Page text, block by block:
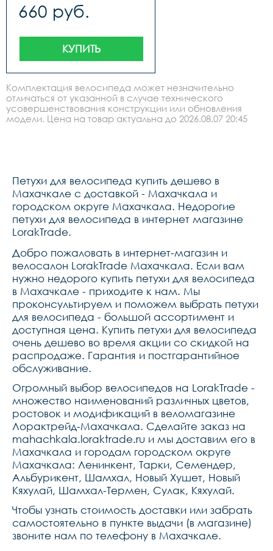
660 руб.
КУПИТЬ
Комплектация велосипеда может незначительно
отличаться от указанной в случае технического
усовершенствования конструкции или обновления
модели. Цена на товар актуальна до 2026.08.07 20:45
Петухи для велосипеда купить дешево в
Махачкале с доставкой - Махачкала и
городском округе Махачкала. Недорогие
петухи для велосипеда в интернет магазине
LorakTrade.
Добро пожаловать в интернет-магазин и
велосалон LorakTrade Махачкала. Если вам
нужно недорого купить петухи для велосипеда
в Махачкале - приходите к нам. Мы
проконсультируем и поможем выбрать петухи
для велосипеда - большой ассортимент и
доступная цена. Купить петухи для велосипеда
очень дешево во время акции со скидкой на
распродаже. Гарантия и постгарантийное
обслуживание.
Огромный выбор велосипедов на LorakTrade -
множество наименований различных цветов,
ростовок и модификаций в веломагазине
Лорактрейд-Махачкала. Сделайте заказ на
mahachkala.loraktrade.ru и мы доставим его в
Махачкала и городам городском округе
Махачкала: Ленинкент, Тарки, Семендер,
Альбурикент, Шамхал, Новый Хушет, Новый
Кяхулай, Шамхал-Термен, Сулак, Кяхулай.
Чтобы узнать стоимость доставки или забрать
самостоятельно в пункте выдачи (в магазине)
звоните нам по телефону в Махачкале.